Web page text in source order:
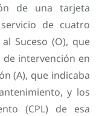
de una tarjeta
de cuatro
Suceso (O), que
de intervención en
(A), que indicaba
y los
(CPL) de esa